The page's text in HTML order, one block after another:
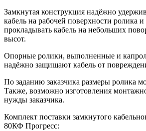
Замкнутая конструкция надёжно
кабель на рабочей поверхности ролика и
прокладывать кабель на небольших
высот.
Опорные ролики, выполненные и
надёжно защищают кабель от
По заданию заказчика размеры ролика
Также, возможно изготовления
нужды заказчика.
Комплект поставки замкнутого
80КФ Прогресс: